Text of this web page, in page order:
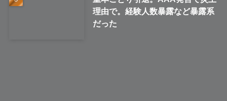
理由で。経験人数暴露など暴露系
だった